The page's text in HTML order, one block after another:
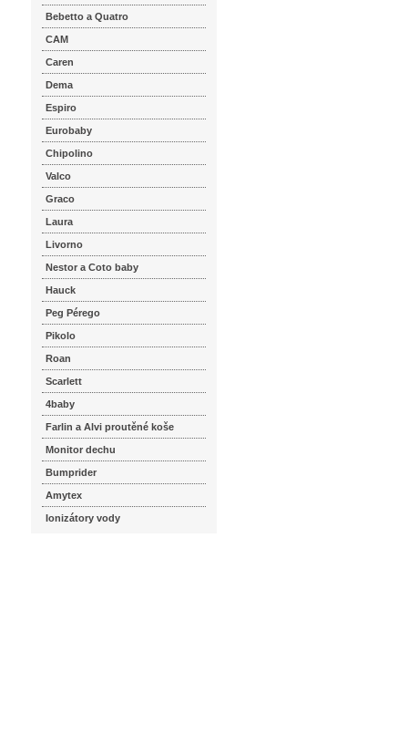
Bebetto a Quatro
CAM
Caren
Dema
Espiro
Eurobaby
Chipolino
Valco
Graco
Laura
Livorno
Nestor a Coto baby
Hauck
Peg Pérego
Pikolo
Roan
Scarlett
4baby
Farlin a Alvi proutěné koše
Monitor dechu
Bumprider
Amytex
Ionizátory vody